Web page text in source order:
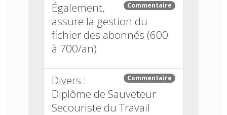
Commentaire
Également,
assure la gestion du
fichier des abonnés (600
à 700/an)
Commentaire
Divers :
Diplôme de Sauveteur
Secouriste du Travail